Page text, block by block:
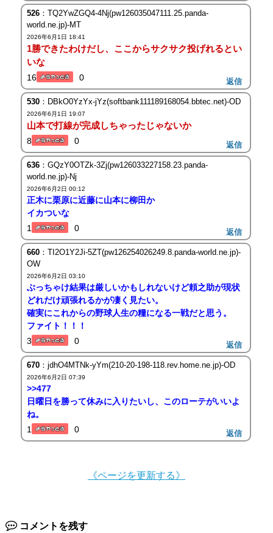
526：TQ2YwZGQ4-4Nj(pw126035047111.25.panda-
world.ne.jp)-MT
2026年6月1日 18:41
1勝できたわけだし、ここからサクサク投げれるとい
いな
16 0 返信
530：DBkO0YzYx-jYz(softbank111189168054.bbtec.net)-OD
2026年6月1日 19:07
山本で打線が完成しちゃったじゃないか
8 0 返信
636：GQzY0OTZk-3Zj(pw126033227158.23.panda-
world.ne.jp)-Nj
2026年6月2日 00:12
正木に栗原に近藤に山本に柳田か
イカついな
1
0 返信
660：TI2O1Y2Ji-5ZT(pw126254026249.8.panda-world.ne.jp)-
OW
2026年6月2日 03:10
ぶっちゃけ結果は厳しいかもしれないけど頼之助が現状
どれだけ頑張れるかが凄く見たい。
確実にこれからの野球人生の糧になる一戦だと思う。
ファイト！！！
3
0 返信
670：jdhO4MTNk-yYm(210-20-198-118.rev.home.ne.jp)-OD
2026年6月2日 07:39
>>477
日曜日を勝って休みに入りたいし、このローテがいいよ
ね。
1
0 返信
《ページを更新する》
コメントを残す